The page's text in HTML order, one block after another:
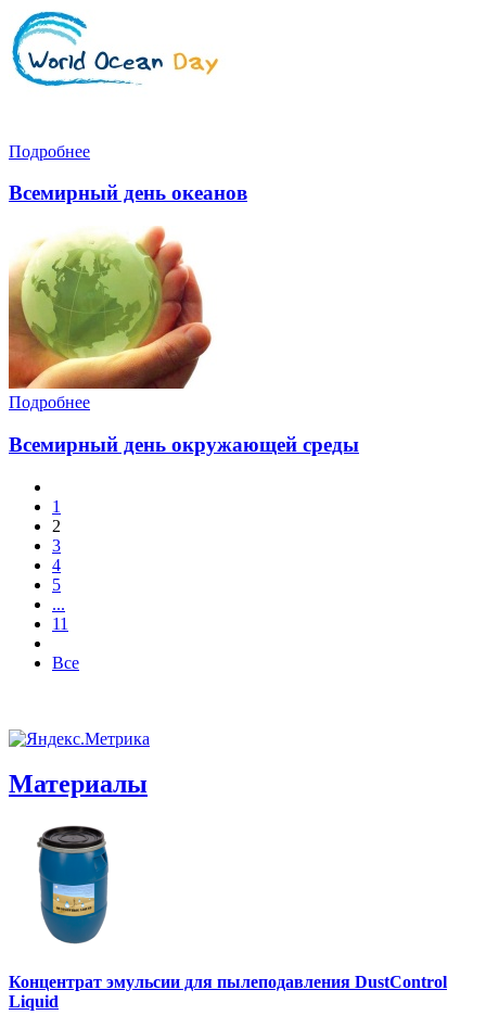
Подробнее
Всемирный день океанов
Подробнее
Всемирный день окружающей среды
1
2
3
4
5
...
11
Все
Материалы
Концентрат эмульсии для пылеподавления DustControl
Liquid